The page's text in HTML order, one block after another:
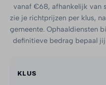
vanaf €68, afhankelijk van
zie je richtprijzen per klus,
gemeente. Ophaaldiensten
definitieve bedrag bepaal
KLUS